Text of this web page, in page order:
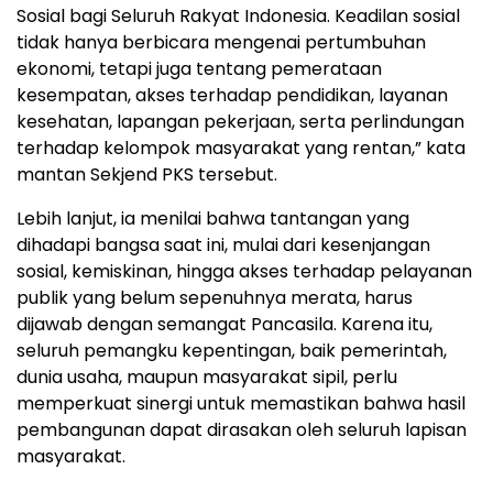
Sosial bagi Seluruh Rakyat Indonesia. Keadilan sosial
tidak hanya berbicara mengenai pertumbuhan
ekonomi, tetapi juga tentang pemerataan
kesempatan, akses terhadap pendidikan, layanan
kesehatan, lapangan pekerjaan, serta perlindungan
terhadap kelompok masyarakat yang rentan,” kata
mantan Sekjend PKS tersebut.
Lebih lanjut, ia menilai bahwa tantangan yang
dihadapi bangsa saat ini, mulai dari kesenjangan
sosial, kemiskinan, hingga akses terhadap pelayanan
publik yang belum sepenuhnya merata, harus
dijawab dengan semangat Pancasila. Karena itu,
seluruh pemangku kepentingan, baik pemerintah,
dunia usaha, maupun masyarakat sipil, perlu
memperkuat sinergi untuk memastikan bahwa hasil
pembangunan dapat dirasakan oleh seluruh lapisan
masyarakat.